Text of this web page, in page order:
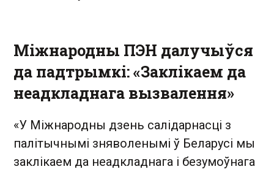
Міжнародны ПЭН далучыўся
да падтрымкі: «Заклікаем да
неадкладнага вызвалення»
«У Міжнародны дзень салідарнасці з
палітычнымі зняволенымі ў Беларусі мы
заклікаем да неадкладнага і безумоўнага